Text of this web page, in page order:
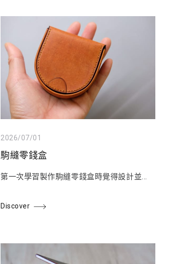
2026/07/01
駒縫零錢盒
第一次學習製作駒縫零錢盒時覺得設計並...
Discover